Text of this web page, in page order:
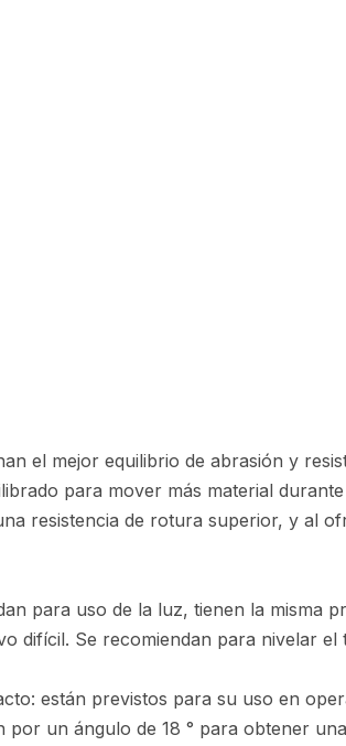
el mejor equilibrio de abrasión y
para mover más material
resistencia de rotura superior, y al
para uso de la luz, tienen la misma
difícil. Se recomiendan para nivelar el
están previstos para su uso en
un ángulo de 18 ° para obtener